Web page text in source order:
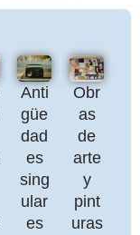
Anti
güe
dad
es
sing
ular
es
Obr
as
de
arte
y
pint
uras